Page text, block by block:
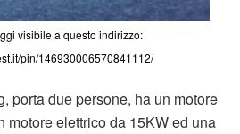
visibile a questo indirizzo:
pin/146930006570841112/
porta due persone, ha un motore
motore elettrico da 15KW ed una